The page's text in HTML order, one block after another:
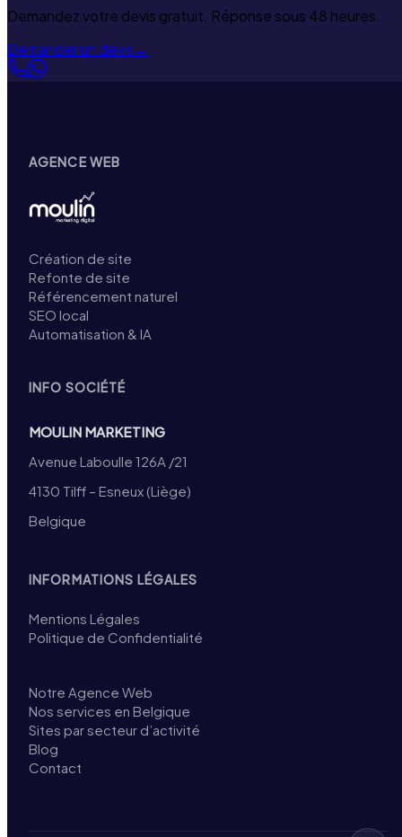
Demandez votre devis gratuit. Réponse sous 48 heures.
Demander un devis→
AGENCE WEB
Création de site
Refonte de site
Référencement naturel
SEO local
Automatisation & IA
INFO SOCIÉTÉ
MOULIN MARKETING
Avenue Laboulle 126A /21
4130 Tilff – Esneux (Liège)
Belgique
INFORMATIONS LÉGALES
Mentions Légales
Politique de Confidentialité
Notre Agence Web
Nos services en Belgique
Sites par secteur d’activité
Blog
Contact